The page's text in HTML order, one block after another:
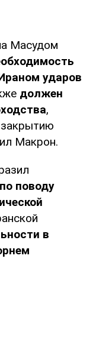
Масудом
ударов
должен
,
Макрон.
поводу
в